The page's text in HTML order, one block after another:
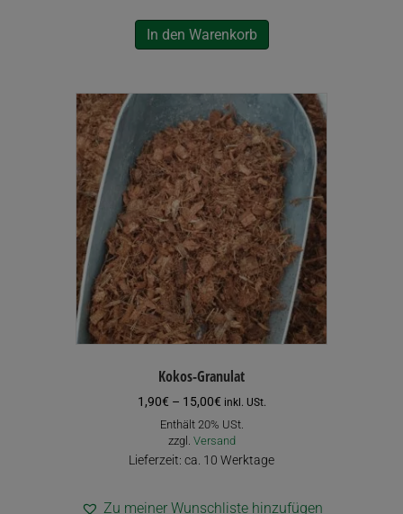
In den Warenkorb
Kokos-Granulat
1,90€ – 15,00€Preisspanne:
1,90€
bis
15,00€
inkl. USt.
Enthält 20% USt.
zzgl. Versand
Lieferzeit: ca. 10 Werktage
Zu meiner Wunschliste hinzufügen